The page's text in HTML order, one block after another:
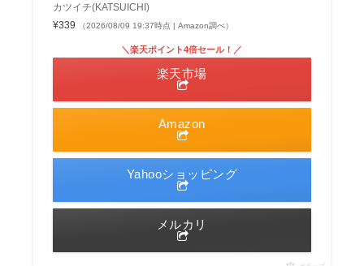
カツイチ(KATSUICHI)
¥339
（2026/08/09 19:37時点 | Amazon調べ）
Amazon
＼楽天ポイント4倍セール！／
楽天市場
Yahooショッピング
メルカリ